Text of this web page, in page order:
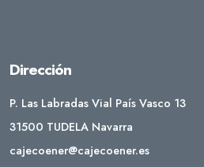
Dirección
P. Las Labradas Vial País Vasco 13
31500 TUDELA Navarra
cajecoener@cajecoener.es